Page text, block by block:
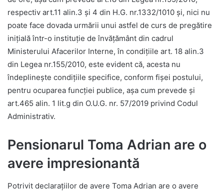
respectiv art.11 alin.3 şi 4 din H.G. nr.1332/1010 şi, nici nu
poate face dovada urmării unui astfel de curs de pregătire
iniţială într-o instituţie de învăţământ din cadrul
Ministerului Afacerilor Interne, în condiţiile art. 18 alin.3
din Legea nr.155/2010, este evident că, acesta nu
îndeplineşte condiţiile specifice, conform fişei postului,
pentru ocuparea funcţiei publice, aşa cum prevede şi
art.465 alin. 1 lit.g din O.U.G. nr. 57/2019 privind Codul
Administrativ.
Pensionarul Toma Adrian are o
avere impresionantă
Potrivit declarațiilor de avere Toma Adrian are o avere